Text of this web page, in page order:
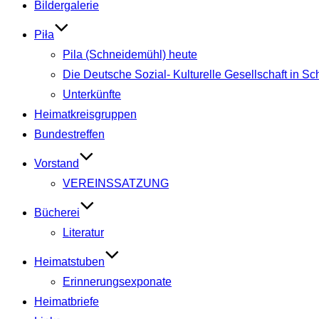
Bildergalerie
Piła
Pila (Schneidemühl) heute
Die Deutsche Sozial- Kulturelle Gesellschaft in
Unterkünfte
Heimatkreisgruppen
Bundestreffen
Vorstand
VEREINSSATZUNG
Bücherei
Literatur
Heimatstuben
Erinnerungsexponate
Heimatbriefe